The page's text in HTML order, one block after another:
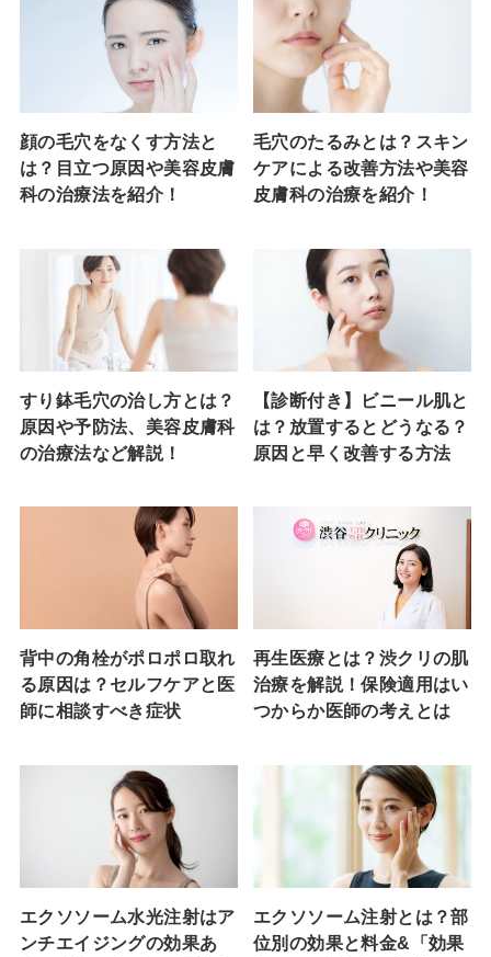
顔の毛穴をなくす方法と
は？目立つ原因や美容皮膚
科の治療法を紹介！
毛穴のたるみとは？スキン
ケアによる改善方法や美容
皮膚科の治療を紹介！
すり鉢毛穴の治し方とは？
原因や予防法、美容皮膚科
の治療法など解説！
【診断付き】ビニール肌と
は？放置するとどうなる？
原因と早く改善する方法
背中の角栓がポロポロ取れ
る原因は？セルフケアと医
師に相談すべき症状
再生医療とは？渋クリの肌
治療を解説！保険適用はい
つからか医師の考えとは
エクソソーム水光注射はア
ンチエイジングの効果あ
エクソソーム注射とは？部
位別の効果と料金&「効果